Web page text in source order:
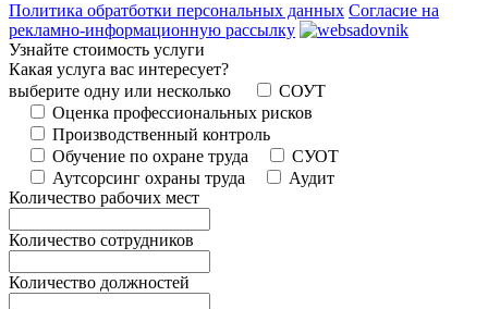
Политика обратботки персональных данных Согласие на
рекламно-информационную рассылку
Узнайте стоимость услуги
Какая услуга вас интересует?
выберите одну или несколько
СОУТ
Оценка профессиональных рисков
Производственный контроль
Обучение по охране труда
СУОТ
Аутсорсинг охраны труда
Аудит
Количество рабочих мест
Количество сотрудников
Количество должностей